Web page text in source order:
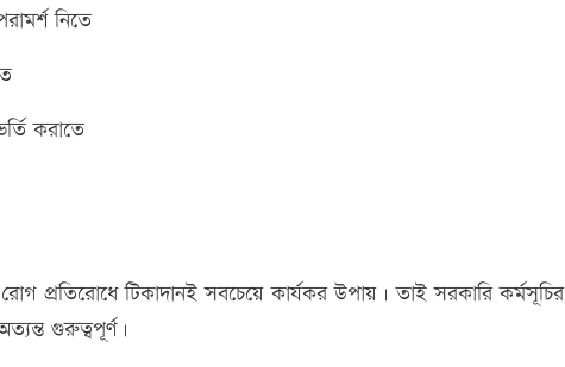
নিতে
করাতে
প্রতিরোধে টিকাদানই সবচেয়ে কার্যকর উপায়। তাই সরকারি কর্মসূচির
গুরুত্বপূর্ণ।